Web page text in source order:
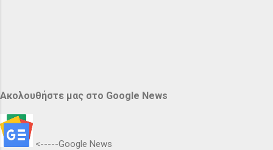
Ακολουθήστε μας στο Google News
<-----Google News